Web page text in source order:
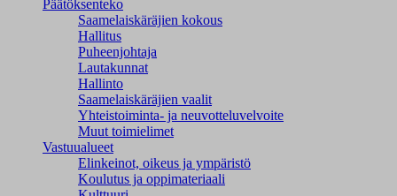
Päätöksenteko
Saamelaiskäräjien kokous
Hallitus
Puheenjohtaja
Lautakunnat
Hallinto
Saamelaiskäräjien vaalit
Yhteistoiminta- ja neuvotteluvelvoite
Muut toimielimet
Vastuualueet
Elinkeinot, oikeus ja ympäristö
Koulutus ja oppimateriaali